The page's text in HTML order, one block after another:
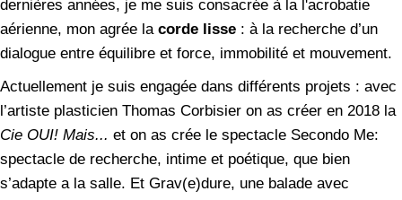
dernières années, je me suis consacrée à la l'acrobatie
aérienne, mon agrée la corde lisse : à la recherche d’un
dialogue entre équilibre et force, immobilité et mouvement.
Actuellement je suis engagée dans différents projets : avec
l’artiste plasticien Thomas Corbisier on as créer en 2018 la
Cie OUI! Mais... et on as crée le spectacle Secondo Me:
spectacle de recherche, intime et poétique, que bien
s’adapte a la salle. Et Grav(e)dure, une balade avec